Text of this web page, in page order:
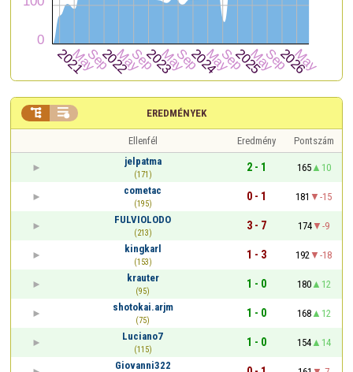
EREDMÉNYEK
 
Ellenfél Eredmény
Pontszám
jelpatma
(171)
2 - 1 165
10
cometac
(195)
0 - 1 181
-15
FULVIOLODO
(213)
3 - 7 174
-9
kingkarl
(153)
1 - 3 192
-18
krauter
(95)
1 - 0 180
12
shotokai.arjm
(75)
1 - 0 168
12
Luciano7
(115)
1 - 0 154
14
Giovanni322